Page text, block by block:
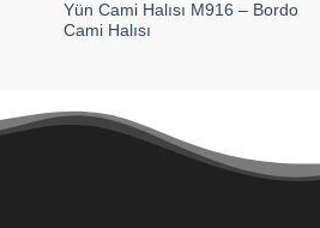
Yün Cami Halısı M916 – Bordo
Cami Halısı